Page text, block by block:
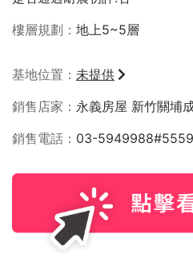
樓層規劃
地上5~5層
基地位置
未提供
銷售店家
永義房屋 新竹關埔
銷售電話
03-